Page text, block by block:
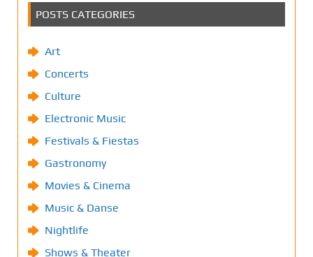
POSTS CATEGORIES
Art
Concerts
Culture
Electronic Music
Festivals & Fiestas
Gastronomy
Movies & Cinema
Music & Danse
Nightlife
Shows & Theater